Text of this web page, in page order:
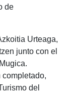
de
Urteaga,
junto con el
completado,
del